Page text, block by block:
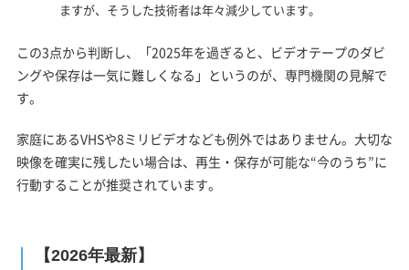
ますが、そうした技術者は年々減少しています。
この3点から判断し、「2025年を過ぎると、ビデオテープのダビ
ングや保存は一気に難しくなる」というのが、専門機関の見解で
す。
家庭にあるVHSや8ミリビデオなども例外ではありません。大切な
映像を確実に残したい場合は、再生・保存が可能な“今のうち”に
行動することが推奨されています。
【2026年最新】